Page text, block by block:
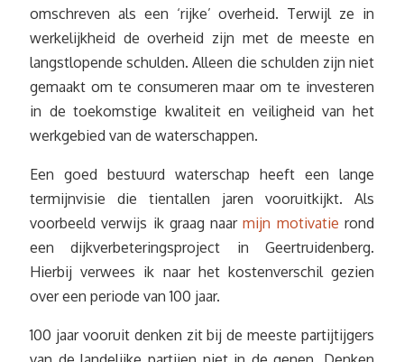
omschreven als een ‘rijke’ overheid. Terwijl ze in
werkelijkheid de overheid zijn met de meeste en
langstlopende schulden. Alleen die schulden zijn niet
gemaakt om te consumeren maar om te investeren
in de toekomstige kwaliteit en veiligheid van het
werkgebied van de waterschappen.
Een goed bestuurd waterschap heeft een lange
termijnvisie die tientallen jaren vooruitkijkt. Als
voorbeeld verwijs ik graag naarmijn motivatie rond
een dijkverbeteringsproject in Geertruidenberg.
Hierbij verwees ik naar het kostenverschil gezien
over een periode van 100 jaar.
100 jaar vooruit denken zit bij de meeste partijtijgers